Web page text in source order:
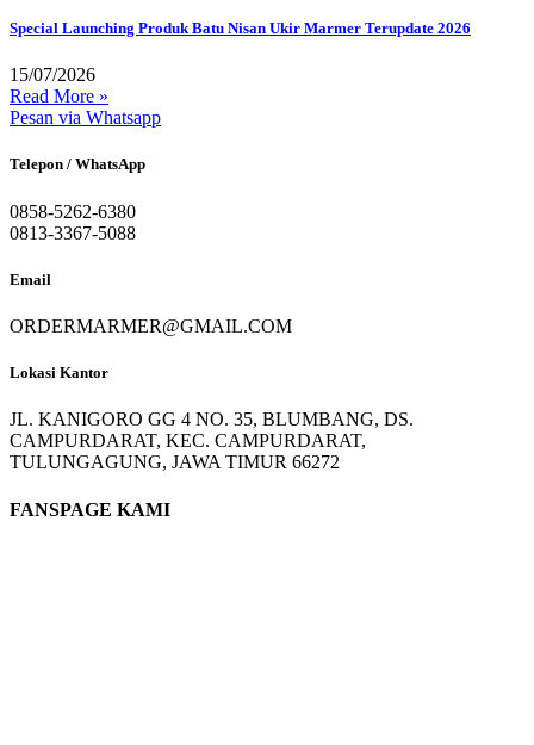
Special Launching Produk Batu Nisan Ukir Marmer Terupdate 2026
15/07/2026
Read More »
Pesan via Whatsapp
Telepon / WhatsApp
0858-5262-6380
0813-3367-5088
Email
ORDERMARMER@GMAIL.COM
Lokasi Kantor
JL. KANIGORO GG 4 NO. 35, BLUMBANG, DS.
CAMPURDARAT, KEC. CAMPURDARAT,
TULUNGAGUNG, JAWA TIMUR 66272
FANSPAGE KAMI